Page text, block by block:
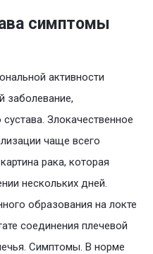
симптомы
активности
заболевание,
Злокачественное
чаще всего
рака, которая
нескольких дней.
образования на локте
соединения плечевой
Симптомы. В норме